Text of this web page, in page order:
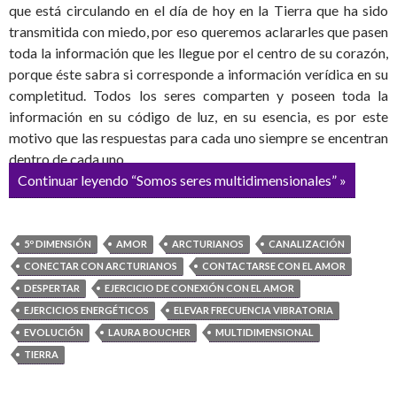
que está circulando en el día de hoy en la Tierra que ha sido
transmitida con miedo, por eso queremos aclararles que pasen
toda la información que les llegue por el centro de su corazón,
porque éste sabra si corresponde a información verídica en su
completitud. Todos los seres comparten y poseen toda la
información en su código de luz, en su esencia, es por este
motivo que las respuestas para cada uno siempre se encentran
dentro de cada uno.
Continuar leyendo “Somos seres multidimensionales” »
5º DIMENSIÓN AMOR ARCTURIANOS
CANALIZACIÓN
CONECTAR CON ARCTURIANOS
CONTACTARSE CON EL AMOR
DESPERTAR
EJERCICIO DE CONEXIÓN CON EL AMOR
EJERCICIOS ENERGÉTICOS
ELEVAR FRECUENCIA VIBRATORIA
EVOLUCIÓN
LAURA BOUCHER
MULTIDIMENSIONAL
TIERRA